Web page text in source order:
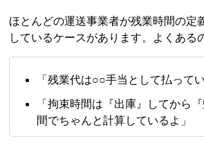
ほとんどの運送事業者が残業時間の定
しているケースがあります。よくある
「残業代は○○手当として払って
「拘束時間は『出庫』してから
間でちゃんと計算しているよ」